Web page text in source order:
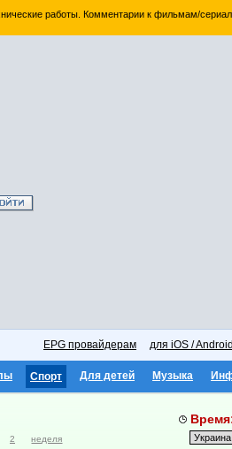
работы. Комментарии к фильмам/
EPG провайдерам для iOS /
Спорт Для детей Музыка
2 неделя